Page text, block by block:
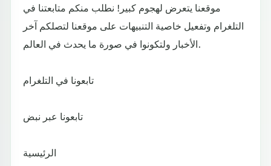
موقعنا يتعرض لهجوم كبير! نطلب منكم متابعتنا في
التلغرام وتفعيل خاصية التنبيهات على موقعنا لتصلكم آخر
الأخبار ولتكونوا في صورة ما يحدث في العالم.
تابعونا في التلغرام
تابعونا عبر نبض
الرئيسية